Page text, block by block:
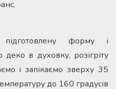
форму і
в духовку, розігріту
і запікаємо зверху 35
до 160 градусів